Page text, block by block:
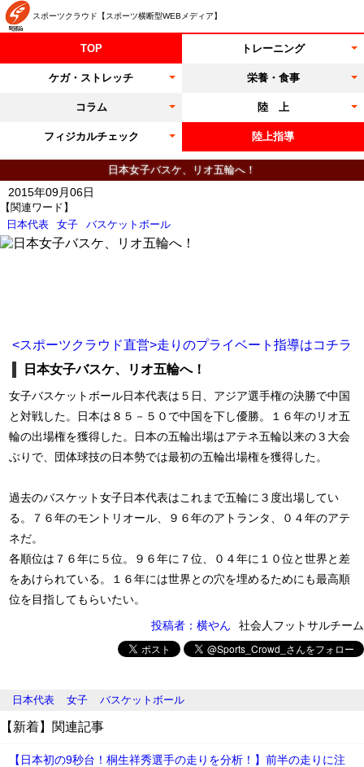
スポーツクラウド【スポーツ横断型WEBメディア】
TOP トレーニング
ケガ・ストレッチ 栄養・食事
コラム 陸 上
フィジカルチェック 陸上指導
日本女子バスケ、リオ五輪へ！
【関連ワード】
日本代表
女子 バスケットボール
2015年09月06日
<スポーツクラウド直営>走りのプライベート指導はコチラ
日本女子バスケ、リオ五輪へ！
女子バスケットボール日本代表は５日、アジア選手権の決勝で中国
と対戦した。日本は８５－５０で中国を下し優勝。１６年のリオ五
輪の出場権を獲得した。日本の五輪出場はアテネ五輪以来の３大会
ぶりで、団体球技の日本勢では最初の五輪出場権を獲得した。
過去のバスケット女子日本代表はこれまで五輪に３度出場してい
る。７６年のモントリオール、９６年のアトランタ、０４年のアテ
ネだ。
各順位は７６年に５位。９６年に７位、０４年に１０位と世界と差
をあけられている。１６年には世界との穴を埋めるためにも最高順
位を目指してもらいたい。
投稿者：横やん
社会人フットサルチーム
日本代表 女子 バスケットボール
【新着】関連記事
【日本初の9秒台！桐生祥秀選手の走りを分析！】前半の走りに注